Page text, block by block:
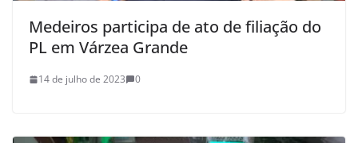
Medeiros participa de ato de filiação do
PL em Várzea Grande
14 de julho de 2023 0